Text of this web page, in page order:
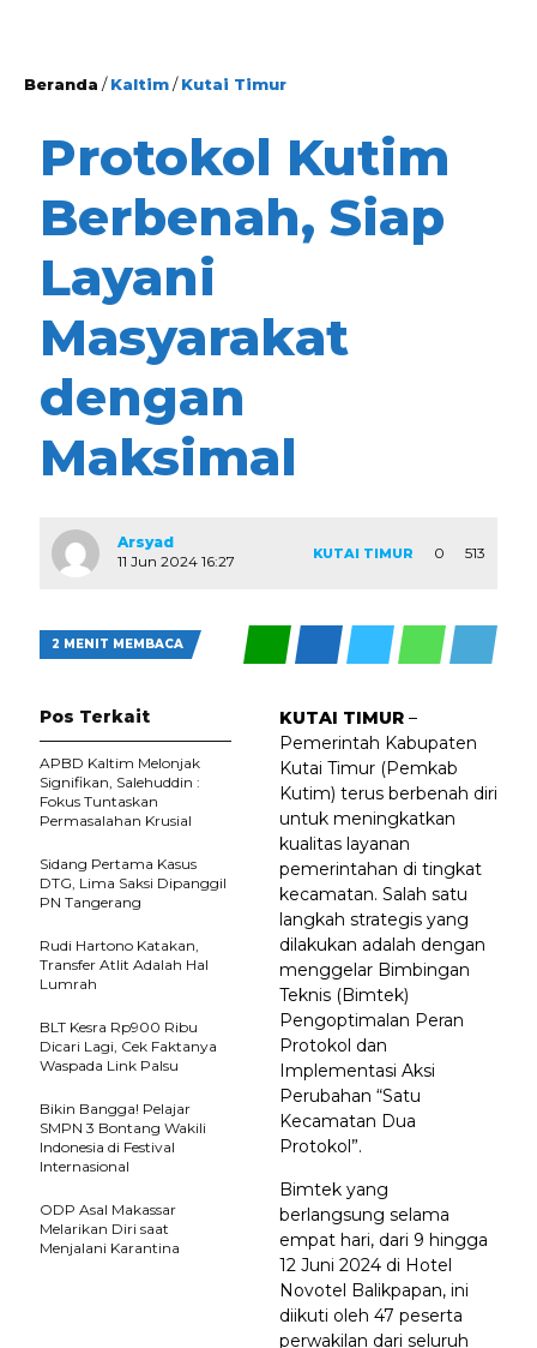
Beranda /Kaltim/Kutai Timur
Protokol Kutim
Berbenah, Siap
Layani
Masyarakat
dengan
Maksimal
Arsyad
11 Jun 2024 16:27
KUTAI TIMUR 0 513
2 MENIT MEMBACA
KUTAI TIMUR –
Pemerintah Kabupaten
Kutai Timur (Pemkab
Kutim) terus berbenah diri
untuk meningkatkan
kualitas layanan
pemerintahan di tingkat
kecamatan. Salah satu
langkah strategis yang
dilakukan adalah dengan
menggelar Bimbingan
Teknis (Bimtek)
Pengoptimalan Peran
Protokol dan
Implementasi Aksi
Perubahan “Satu
Kecamatan Dua
Protokol”.
Bimtek yang
berlangsung selama
empat hari, dari 9 hingga
12 Juni 2024 di Hotel
Novotel Balikpapan, ini
diikuti oleh 47 peserta
perwakilan dari seluruh
Pos Terkait
APBD Kaltim Melonjak
Signifikan, Salehuddin :
Fokus Tuntaskan
Permasalahan Krusial
Sidang Pertama Kasus
DTG, Lima Saksi Dipanggil
PN Tangerang
Rudi Hartono Katakan,
Transfer Atlit Adalah Hal
Lumrah
BLT Kesra Rp900 Ribu
Dicari Lagi, Cek Faktanya
Waspada Link Palsu
Bikin Bangga! Pelajar
SMPN 3 Bontang Wakili
Indonesia di Festival
Internasional
ODP Asal Makassar
Melarikan Diri saat
Menjalani Karantina